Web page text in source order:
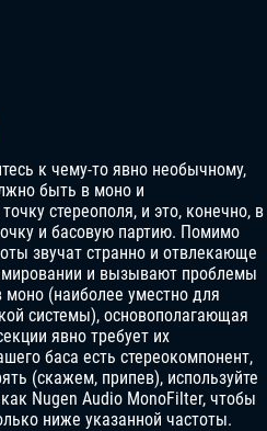
к чему-то явно необычному,
быть в моно и
стереополя, и это, конечно, в
и басовую партию. Помимо
звучат странно и отвлекающе
и вызывают проблемы
(наиболее уместно для
системы), основополагающая
явно требует их
баса есть стереокомпонент,
(скажем, припев), используйте
Nugen Audio MonoFilter, чтобы
ниже указанной частоты.